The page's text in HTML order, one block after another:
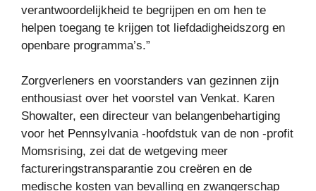
verantwoordelijkheid te begrijpen en om hen te
helpen toegang te krijgen tot liefdadigheidszorg en
openbare programma’s.”
Zorgverleners en voorstanders van gezinnen zijn
enthousiast over het voorstel van Venkat. Karen
Showalter, een directeur van belangenbehartiging
voor het Pennsylvania -hoofdstuk van de non -profit
Momsrising, zei dat de wetgeving meer
factureringstransparantie zou creëren en de
medische kosten van bevalling en zwangerschap